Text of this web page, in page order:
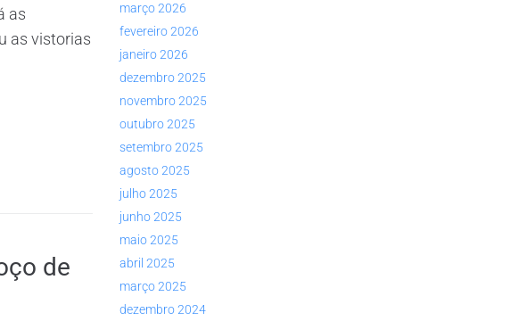
as
as vistorias
de
março 2026
fevereiro 2026
janeiro 2026
dezembro 2025
novembro 2025
outubro 2025
setembro 2025
agosto 2025
julho 2025
junho 2025
maio 2025
abril 2025
março 2025
dezembro 2024